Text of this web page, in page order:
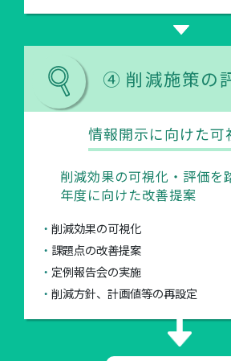
④ 削減施策の
情報開示に向けた可
削減効果の可視化・評価を
年度に向けた改善提案
削減効果の可視化
課題点の改善提案
定例報告会の実施
削減方針、計画値等の再設定